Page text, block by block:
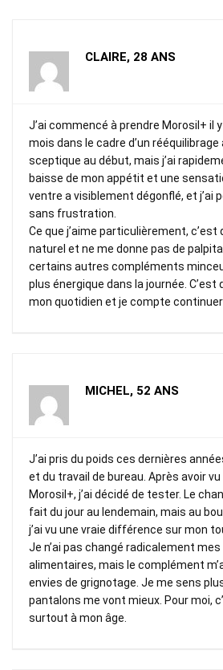
CLAIRE, 28 ANS
J’ai commencé à prendre Morosil+ il y
mois dans le cadre d’un
sceptique au début, mais j’ai
baisse de mon appétit et une
ventre a visiblement dégonflé, et j’ai
sans frustration.
Ce que j’aime particulièrement, c’est
naturel et ne me donne pas de
certains autres compléments
plus énergique dans la journée. C’est
mon quotidien et je compte continuer
MICHEL, 52 ANS
J’ai pris du poids ces dernières
et du travail de bureau. Après avoir
Morosil+, j’ai décidé de tester. Le
fait du jour au lendemain, mais au
j’ai vu une vraie différence sur mon
Je n’ai pas changé radicalement
alimentaires, mais le complément
envies de grignotage. Je me sens
pantalons me vont mieux. Pour moi,
surtout à mon âge.